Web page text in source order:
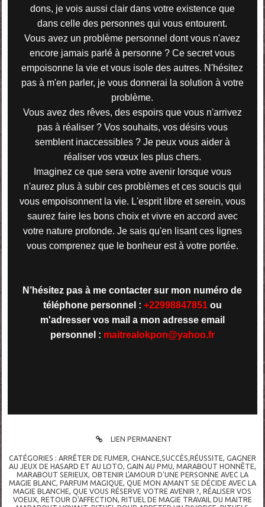
dons, je vois aussi clair dans votre existence que
dans celle des personnes qui vous entourent.
Vous avez un problème personnel dont vous n'avez
encore jamais parlé à personne ? Ce secret vous
empoisonne la vie et vous isole des autres. N'hésitez
pas à m'en parler, je vous donnerai la solution à votre
problème.
Vous avez des rêves, des espoirs que vous n'arrivez
pas à réaliser ? Vos souhaits, vos désirs vous
semblent inaccessibles ? Je peux vous aider à
réaliser vos vœux les plus chers.
Imaginez ce que sera votre avenir lorsque vous
n'aurez plus à subir ces problèmes et ces soucis qui
vous empoisonnent la vie. L'esprit libre et serein, vous
saurez faire les bons choix et vivre en accord avec
votre nature profonde. Je sais qu'en lisant ces lignes
vous comprenez que le bonheur est à votre portée.
N’hésitez pas à me contacter sur mon numéro de
téléphone personnel : +22998847851ou
m'adresser vos mail a mon adresse email
personnel : maitrealokpon@yahoo.fr
LIEN PERMANENT
CATÉGORIES : ARRÊTER DE FUMER, CHANCE,SUCCÈS,RÉUSSITE, GAGNER
AU JEUX DE HASARD ET AU LOTO, GAIN AU PMU, MARABOUT HONNÊTE,
MARABOUT SERIEUX, OBTENIR L'AMOUR D'UNE PERSONNE AVEC LA
MAGIE BLANC, PARFUM MAGIQUE, QUE MON AMANT SE DÉCIDE AVEC LA
MAGIE BLANCHE,QUE VOUS RÉSERVE VOTRE AVENIR ?,RÉALISER VOS
VOEUX, RETOUR D'AFFECTION, RITUEL DE MAGIE TRAVAIL DU MAITRE